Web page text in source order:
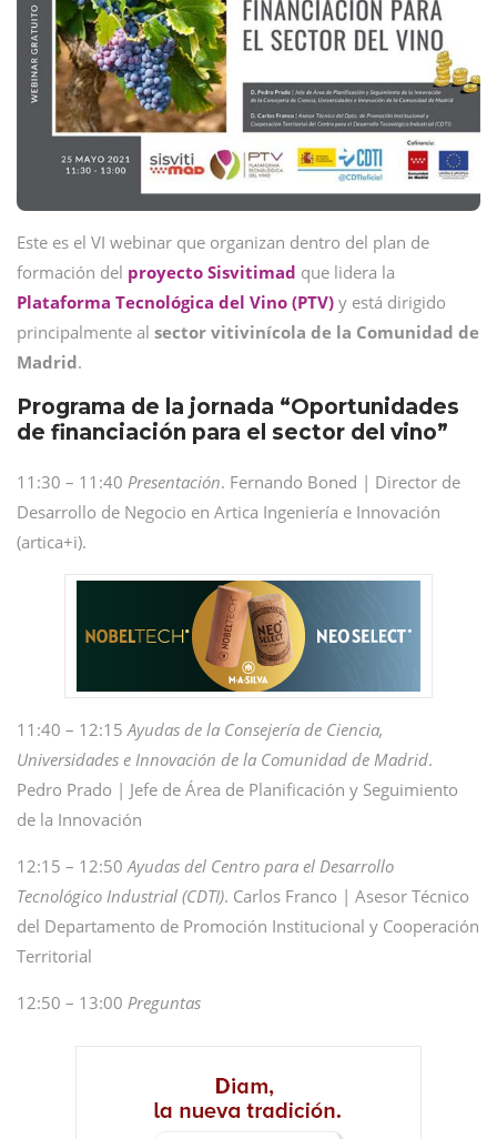
Este es el VI webinar que organizan dentro del plan de
formación del proyecto Sisvitimad que lidera la
Plataforma Tecnológica del Vino (PTV) y está dirigido
principalmente al sector vitivinícola de la Comunidad de
Madrid.
Programa de la jornada “Oportunidades
de financiación para el sector del vino”
11:30 – 11:40 Presentación. Fernando Boned | Director de
Desarrollo de Negocio en Artica Ingeniería e Innovación
(artica+i).
11:40 – 12:15Ayudas de la Consejería de Ciencia,
Universidades e Innovación de la Comunidad de Madrid.
Pedro Prado | Jefe de Área de Planificación y Seguimiento
de la Innovación
12:15 – 12:50Ayudas del Centro para el Desarrollo
Tecnológico Industrial (CDTI). Carlos Franco | Asesor Técnico
del Departamento de Promoción Institucional y Cooperación
Territorial
12:50 – 13:00 Preguntas